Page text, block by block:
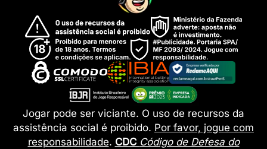
Jogar pode ser viciante. O uso de recursos da
assistência social é proibido. Por favor, jogue com
responsabilidade. CDC Código de Defesa do